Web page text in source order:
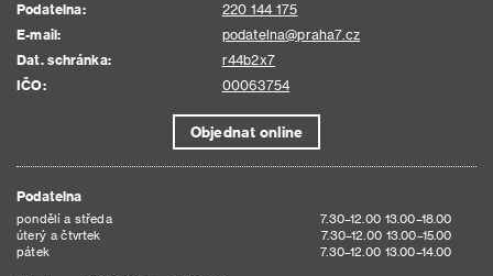
Podatelna:
220 144 175
E-mail:
podatelna@praha7.cz
Dat. schránka:
r44b2x7
IČO:
00063754
Objednat online
Podatelna
pondělí a středa
7.30–12.00 13.00–18.00
úterý a čtvrtek
7.30–12.00 13.00–15.00
pátek
7.30–12.00 13.00–14.00